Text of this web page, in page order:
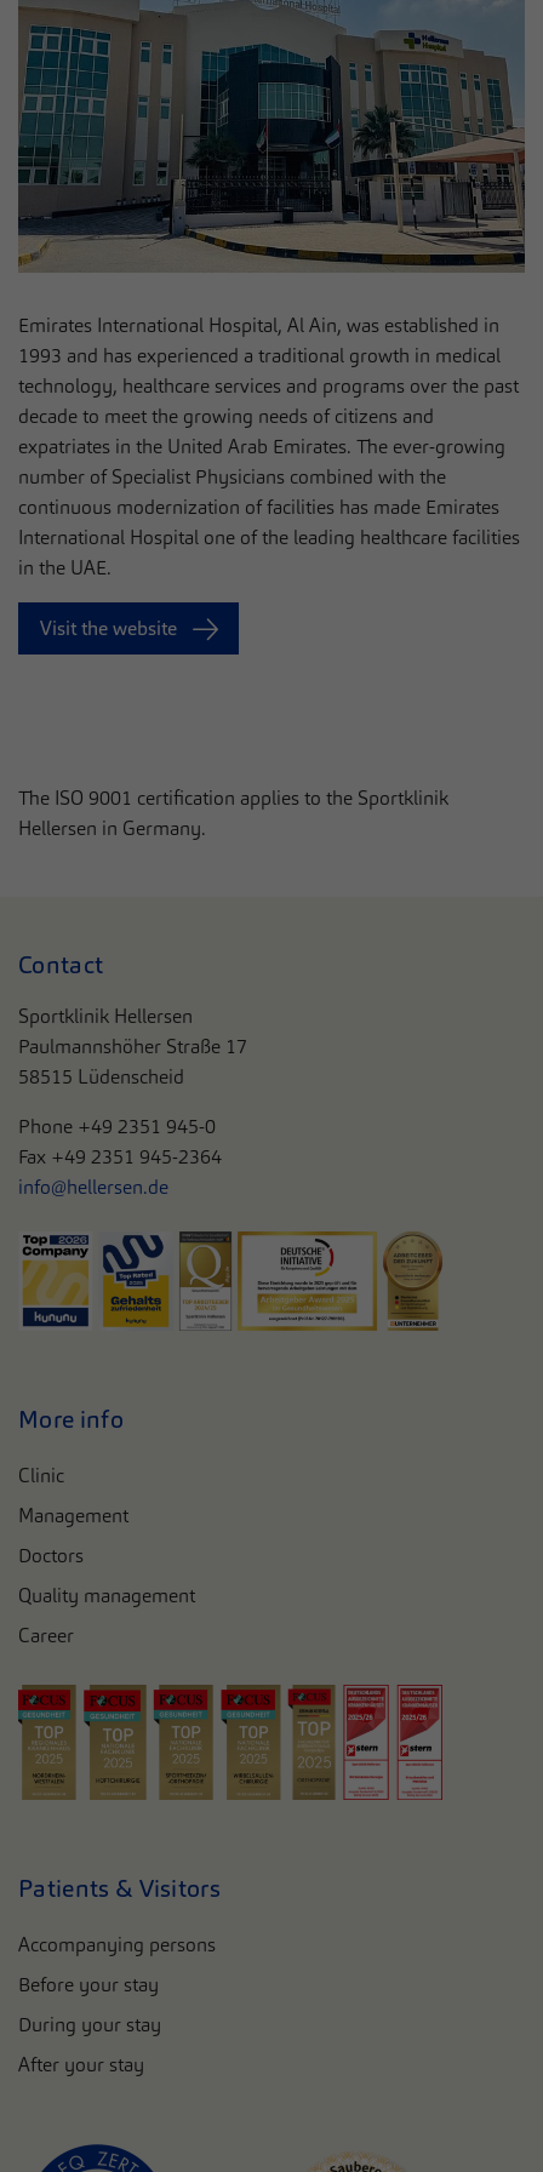
Emirates International Hospital, Al Ain, was established in
1993 and has experienced a traditional growth in medical
technology, healthcare services and programs over the past
decade to meet the growing needs of citizens and
expatriates in the United Arab Emirates. The ever-growing
number of Specialist Physicians combined with the
continuous modernization of facilities has made Emirates
International Hospital one of the leading healthcare facilities
in the UAE.
Visit the website
The ISO 9001 certification applies to the Sportklinik
Hellersen in Germany.
Contact
Sportklinik Hellersen
Paulmannshöher Straße 17
58515 Lüdenscheid
Phone +49 2351 945-0
Fax +49 2351 945-2364
info@hellersen.de
More info
Clinic
Management
Doctors
Quality management
Career
Patients & Visitors
Accompanying persons
Before your stay
During your stay
After your stay